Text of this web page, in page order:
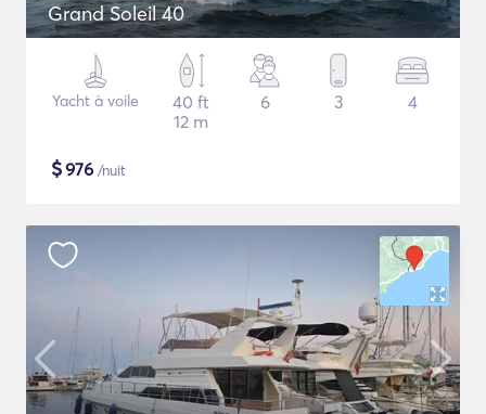
Grand Soleil 40
Yacht à voile
40 ft
12 m
6 3 4
$976 /nuit